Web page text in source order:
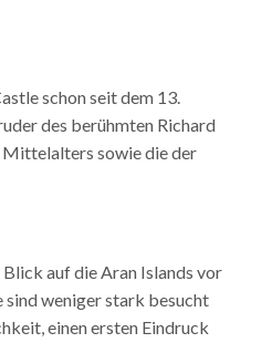
schon seit dem 13.
des berühmten Richard
Mittelalters sowie die der
auf die Aran Islands vor
sind weniger stark besucht
einen ersten Eindruck